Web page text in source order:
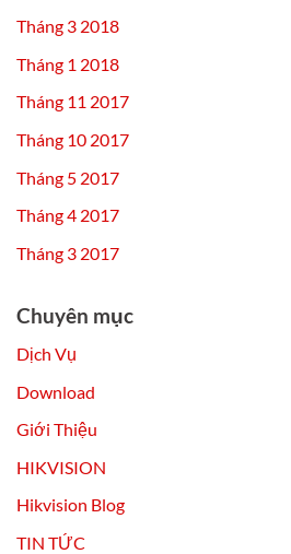
Tháng 3 2018
Tháng 1 2018
Tháng 11 2017
Tháng 10 2017
Tháng 5 2017
Tháng 4 2017
Tháng 3 2017
Chuyên mục
Dịch Vụ
Download
Giới Thiệu
HIKVISION
Hikvision Blog
TIN TỨC